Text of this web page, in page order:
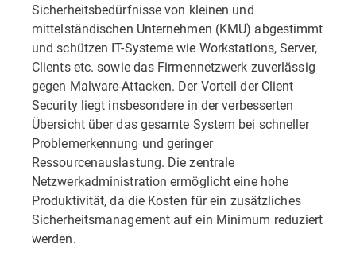
Sicherheitsbedürfnisse von kleinen und
mittelständischen Unternehmen (KMU) abgestimmt
und schützen IT-Systeme wie Workstations, Server,
Clients etc. sowie das Firmennetzwerk zuverlässig
gegen Malware-Attacken. Der Vorteil der Client
Security liegt insbesondere in der verbesserten
Übersicht über das gesamte System bei schneller
Problemerkennung und geringer
Ressourcenauslastung. Die zentrale
Netzwerkadministration ermöglicht eine hohe
Produktivität, da die Kosten für ein zusätzliches
Sicherheitsmanagement auf ein Minimum reduziert
werden.